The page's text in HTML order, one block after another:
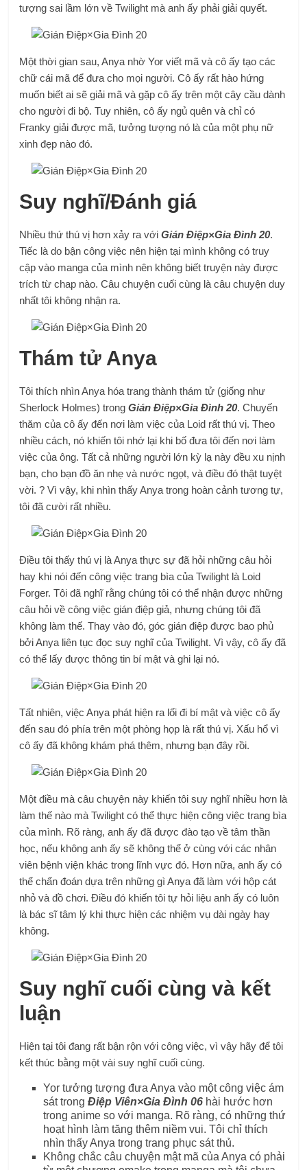
tượng sai lầm lớn về Twilight mà anh ấy phải giải quyết.
Một thời gian sau, Anya nhờ Yor viết mã và cô ấy tạo các
chữ cái mã để đưa cho mọi người. Cô ấy rất hào hứng
muốn biết ai sẽ giải mã và gặp cô ấy trên một cây cầu dành
cho người đi bộ. Tuy nhiên, cô ấy ngủ quên và chỉ có
Franky giải được mã, tưởng tượng nó là của một phụ nữ
xinh đẹp nào đó.
Suy nghĩ/Đánh giá
Nhiều thứ thú vị hơn xảy ra vớiGián Điệp×Gia Đình 20.
Tiếc là do bận công việc nên hiện tại mình không có truy
cập vào manga của mình nên không biết truyện này được
trích từ chap nào. Câu chuyện cuối cùng là câu chuyện duy
nhất tôi không nhận ra.
Thám tử Anya
Tôi thích nhìn Anya hóa trang thành thám tử (giống như
Sherlock Holmes) trongGián Điệp×Gia Đình 20. Chuyến
thăm của cô ấy đến nơi làm việc của Loid rất thú vị. Theo
nhiều cách, nó khiến tôi nhớ lại khi bố đưa tôi đến nơi làm
việc của ông. Tất cả những người lớn kỳ lạ này đều xu nịnh
bạn, cho bạn đồ ăn nhẹ và nước ngọt, và điều đó thật tuyệt
vời. ? Vì vậy, khi nhìn thấy Anya trong hoàn cảnh tương tự,
tôi đã cười rất nhiều.
Điều tôi thấy thú vị là Anya thực sự đã hỏi những câu hỏi
hay khi nói đến công việc trang bìa của Twilight là Loid
Forger. Tôi đã nghĩ rằng chúng tôi có thể nhận được những
câu hỏi về công việc gián điệp giả, nhưng chúng tôi đã
không làm thế. Thay vào đó, góc gián điệp được bao phủ
bởi Anya liên tục đọc suy nghĩ của Twilight. Vì vậy, cô ấy đã
có thể lấy được thông tin bí mật và ghi lại nó.
Tất nhiên, việc Anya phát hiện ra lối đi bí mật và việc cô ấy
đến sau đó phía trên một phòng họp là rất thú vị. Xấu hổ vì
cô ấy đã không khám phá thêm, nhưng bạn đây rồi.
Một điều mà câu chuyện này khiến tôi suy nghĩ nhiều hơn là
làm thế nào mà Twilight có thể thực hiện công việc trang bìa
của mình. Rõ ràng, anh ấy đã được đào tạo về tâm thần
học, nếu không anh ấy sẽ không thể ở cùng với các nhân
viên bệnh viện khác trong lĩnh vực đó. Hơn nữa, anh ấy có
thể chẩn đoán dựa trên những gì Anya đã làm với hộp cát
nhỏ và đồ chơi. Điều đó khiến tôi tự hỏi liệu anh ấy có luôn
là bác sĩ tâm lý khi thực hiện các nhiệm vụ dài ngày hay
không.
Suy nghĩ cuối cùng và kết
luận
Hiện tại tôi đang rất bận rộn với công việc, vì vậy hãy để tôi
kết thúc bằng một vài suy nghĩ cuối cùng.
Yor tưởng tượng đưa Anya vào một công việc ám
sát trongĐiệp Viên×Gia Đình 06 hài hước hơn
trong anime so với manga. Rõ ràng, có những thứ
hoạt hình làm tăng thêm niềm vui. Tôi chỉ thích
nhìn thấy Anya trong trang phục sát thủ.
Không chắc câu chuyện mật mã của Anya có phải